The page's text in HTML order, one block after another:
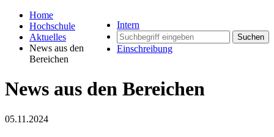
Intern
Suchen
Einschreibung
Home
Hochschule
Aktuelles
News aus den
Bereichen
News aus den Bereichen
05.11.2024